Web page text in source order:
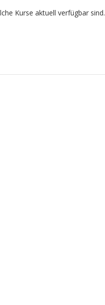
Kurse aktuell verfügbar sind.